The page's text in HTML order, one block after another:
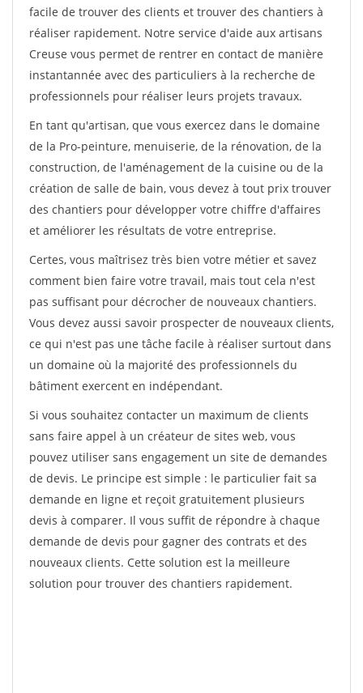
facile de trouver des clients et trouver des chantiers à
réaliser rapidement. Notre service d'aide aux artisans
Creuse vous permet de rentrer en contact de manière
instantannée avec des particuliers à la recherche de
professionnels pour réaliser leurs projets travaux.
En tant qu'artisan, que vous exercez dans le domaine
de la Pro-peinture, menuiserie, de la rénovation, de la
construction, de l'aménagement de la cuisine ou de la
création de salle de bain, vous devez à tout prix trouver
des chantiers pour développer votre chiffre d'affaires
et améliorer les résultats de votre entreprise.
Certes, vous maîtrisez très bien votre métier et savez
comment bien faire votre travail, mais tout cela n'est
pas suffisant pour décrocher de nouveaux chantiers.
Vous devez aussi savoir prospecter de nouveaux clients,
ce qui n'est pas une tâche facile à réaliser surtout dans
un domaine où la majorité des professionnels du
bâtiment exercent en indépendant.
Si vous souhaitez contacter un maximum de clients
sans faire appel à un créateur de sites web, vous
pouvez utiliser sans engagement un site de demandes
de devis. Le principe est simple : le particulier fait sa
demande en ligne et reçoit gratuitement plusieurs
devis à comparer. Il vous suffit de répondre à chaque
demande de devis pour gagner des contrats et des
nouveaux clients. Cette solution est la meilleure
solution pour trouver des chantiers rapidement.